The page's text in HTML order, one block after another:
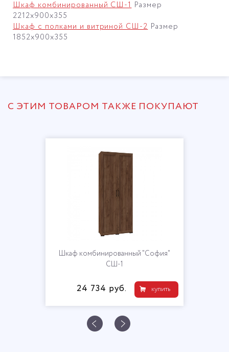
Шкаф комбинированный СШ-1Размер
2212х900х355
Шкаф с полками и витриной СШ-2Размер
1852х900х355
С ЭТИМ ТОВАРОМ ТАКЖЕ ПОКУПАЮТ
Шкаф комбинированный "София"
СШ-1
купить
24 734 руб.